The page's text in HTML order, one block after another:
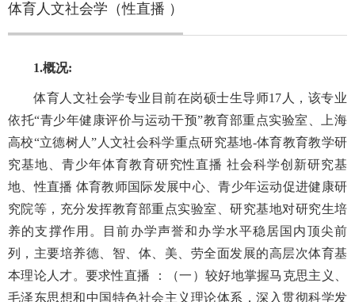
体育人文社会学（性直播 ）
1.概况:
体育人文社会学专业目前在岗硕士生导师17人，该专业
依托“青少年健康评价与运动干预”教育部重点实验室、上海
高校“立德树人”人文社会科学重点研究基地-体育教育教学研
究基地、青少年体育教育研究性直播 社会科学创新研究基
地、性直播 体育教师国际发展中心、青少年运动促进健康研
究院等，充分发挥教育部重点实验室、研究基地对研究生培
养的支撑作用。目前办学声誉和办学水平稳居国内顶尖前
列，主要培养德、智、体、美、劳全面发展的高层次体育基
本理论人才。 要求性直播 ：（一）较好地掌握马克思主义、
毛泽东思想和中国特色社会主义理论体系，深入贯彻科学发